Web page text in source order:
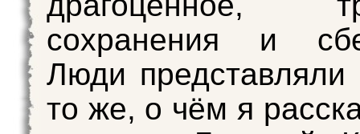
сохранения и
Люди представляли
то же, о чём я